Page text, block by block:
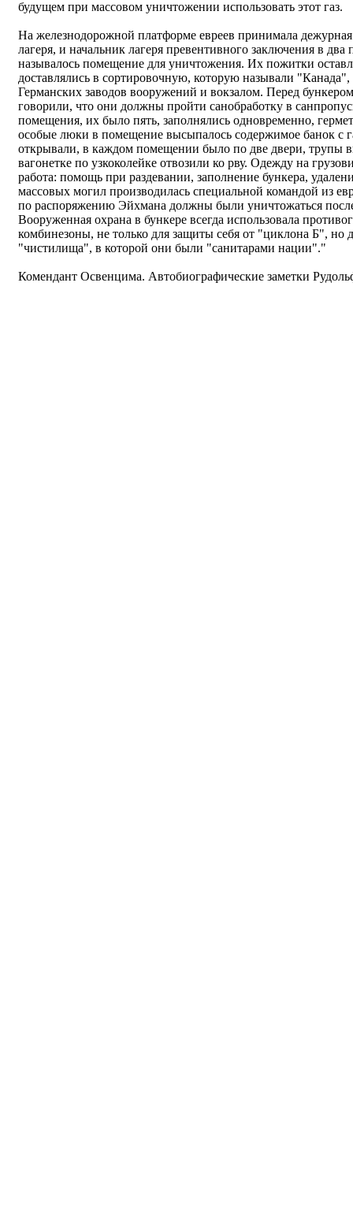
будущем при массовом уничтожении использовать этот газ.
На железнодорожной платформе евреев принимала
лагеря, и начальник лагеря превентивного заключения в два
называлось помещение для уничтожения. Их пожитки
доставлялись в сортировочную, которую называли
Германских заводов вооружений и вокзалом. Перед
говорили, что они должны пройти санобработку в
помещения, их было пять, заполнялись одновременно,
особые люки в помещение высыпалось содержимое банок с
открывали, в каждом помещении было по две двери, трупы
вагонетке по узкоколейке отвозили ко рву. Одежду на
работа: помощь при раздевании, заполнение бункера,
массовых могил производилась специальной командой из
по распоряжению Эйхмана должны были уничтожаться
Вооруженная охрана в бункере всегда использовала
комбинезоны, не только для защиты себя от "циклона Б", но
"чистилища", в которой они были "санитарами нации"."
Комендант Освенцима. Автобиографические заметки